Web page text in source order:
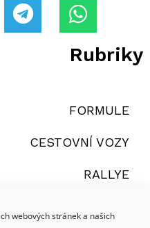
webových stránek a našich
Rubriky
FORMULE
CESTOVNÍ VOZY
RALLYE